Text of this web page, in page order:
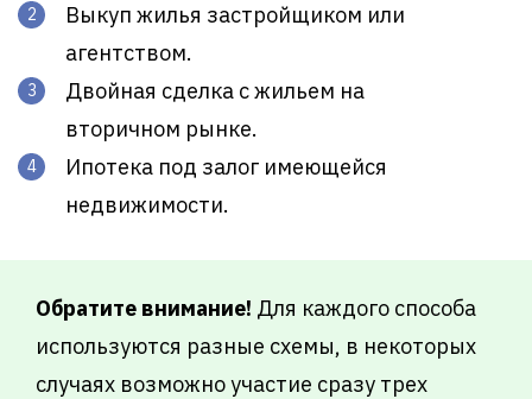
Выкуп жилья застройщиком или
агентством.
Двойная сделка с жильем на
вторичном рынке.
Ипотека под залог имеющейся
недвижимости.
Обратите внимание! Для каждого способа
используются разные схемы, в некоторых
случаях возможно участие сразу трех